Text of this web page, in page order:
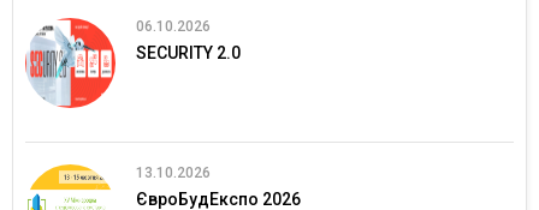
06.10.2026
SECURITY 2.0
13.10.2026
ЄвроБудЕкспо 2026